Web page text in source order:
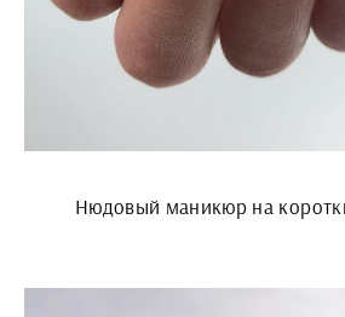
Нюдовый маникюр на